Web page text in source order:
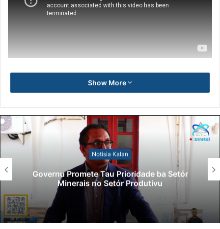
Show More
Notísia Kalan
Governu Promete Tau Prioridade ba Setór
Minerais no Setór Produtivu